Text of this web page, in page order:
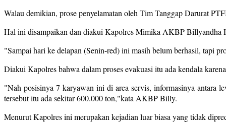
Walau demikian, prose penyelamatan oleh Tim Tanggap Darurat
Hal ini disampaikan dan diakui Kapolres Mimika AKBP Billyandha
"Sampai hari ke delapan (Senin-red) ini masih belum berhasil, tapi
Diakui Kapolres bahwa dalam proses evakuasi itu ada kendala
"Nah posisinya 7 karyawan ini di area servis, informasinya antara
tersebut itu ada sekitar 600.000 ton,"kata AKBP Billy.
Menurut Kapolres ini merupakan kejadian luar biasa yang tidak